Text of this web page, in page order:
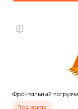
Фронтальный
Под заказ